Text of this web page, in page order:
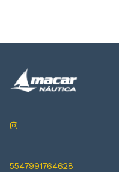
5547991764628